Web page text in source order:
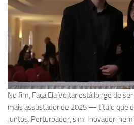
No fim, Faça Ela Voltar está longe de
mais assustador de 2025 — título que
Juntos. Perturbador, sim. Inovador,